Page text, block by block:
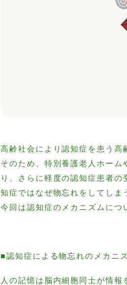
高齢社会により認知症を患う高
そのため、特別養護老人ホー
り、さらに軽度の認知症患者
知症ではなぜ物忘れをしてしま
今回は認知症のメカニズムにつ
■認知症による物忘れのメカニ
人の記憶は脳内細胞同士が情